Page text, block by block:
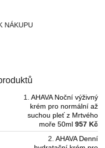
NÁKUPU
AHAVA Noční výživný
krém pro normální až
suchou pleť z Mrtvého
moře 50ml 957 Kč
AHAVA Denní